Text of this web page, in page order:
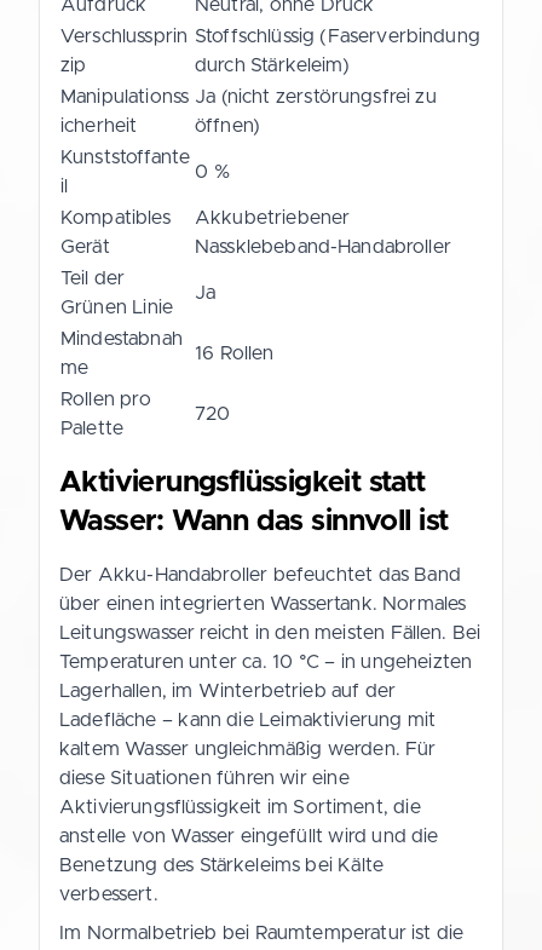
Aufdruck
Neutral, ohne Druck
Verschlussprin
zip
Stoffschlüssig (Faserverbindung
durch Stärkeleim)
Manipulationss
icherheit
Ja (nicht zerstörungsfrei zu
öffnen)
Kunststoffante
il
0 %
Kompatibles
Gerät
Akkubetriebener
Nassklebeband-Handabroller
Teil der
Grünen Linie
Ja
Mindestabnah
me
16 Rollen
Rollen pro
Palette
720
Aktivierungsflüssigkeit statt
Wasser: Wann das sinnvoll ist
Der Akku-Handabroller befeuchtet das Band
über einen integrierten Wassertank. Normales
Leitungswasser reicht in den meisten Fällen. Bei
Temperaturen unter ca. 10 °C – in ungeheizten
Lagerhallen, im Winterbetrieb auf der
Ladefläche – kann die Leimaktivierung mit
kaltem Wasser ungleichmäßig werden. Für
diese Situationen führen wir eine
Aktivierungsflüssigkeit im Sortiment, die
anstelle von Wasser eingefüllt wird und die
Benetzung des Stärkeleims bei Kälte
verbessert.
Im Normalbetrieb bei Raumtemperatur ist die